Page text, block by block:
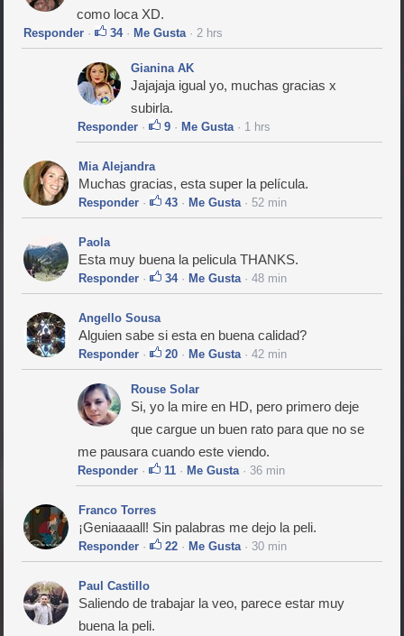
como loca XD.
Responder · 34· Me Gusta · 2 hrs
Gianina AK
Jajajaja igual yo, muchas gracias x
subirla.
Responder · 9 · Me Gusta · 1 hrs
Mia Alejandra
Muchas gracias, esta super la película.
Responder · 43 · Me Gusta · 52 min
Paola
Esta muy buena la pelicula THANKS.
Responder · 34· Me Gusta · 48 min
Angello Sousa
Alguien sabe si esta en buena calidad?
Responder · 20 · Me Gusta · 42 min
Rouse Solar
Si, yo la mire en HD, pero primero deje
que cargue un buen rato para que no se
me pausara cuando este viendo.
Responder · 11 · Me Gusta · 36 min
Franco Torres
¡Geniaaaall! Sin palabras me dejo la peli.
Responder · 22 · Me Gusta · 30 min
Paul Castillo
Saliendo de trabajar la veo, parece estar muy
buena la peli.